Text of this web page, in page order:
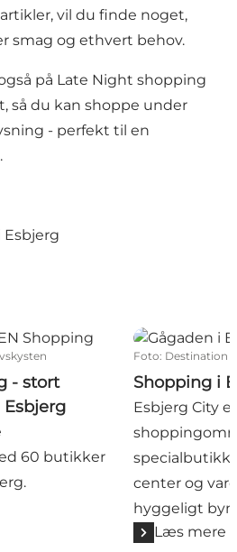
vil du finde noget,
smag og ethvert behov.
på Late Night shopping
så du kan shoppe under
- perfekt til en
stort shoppingcenter i Esbjerg
- stort
60 butikker
Shopping i
Foto: Destination
Shopping i
Esbjerg City
center og
hyggeligt
Læs mere